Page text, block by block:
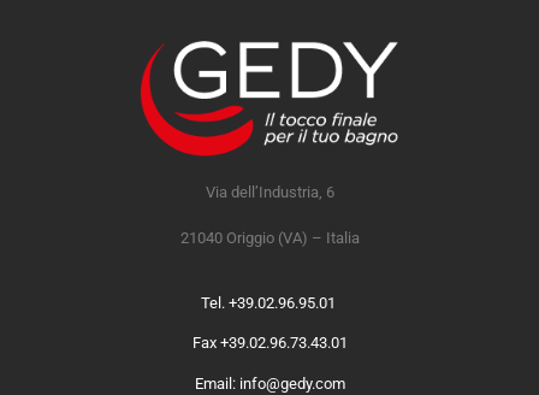
Via dell’Industria, 6
21040 Origgio (VA) – Italia
Tel. +39.02.96.95.01
Fax +39.02.96.73.43.01
Email: info@gedy.com